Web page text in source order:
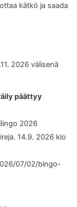
kätkö ja saada
2026 välisenä
päättyy
2026
14.9. 2026 klo
07/02/bingo-